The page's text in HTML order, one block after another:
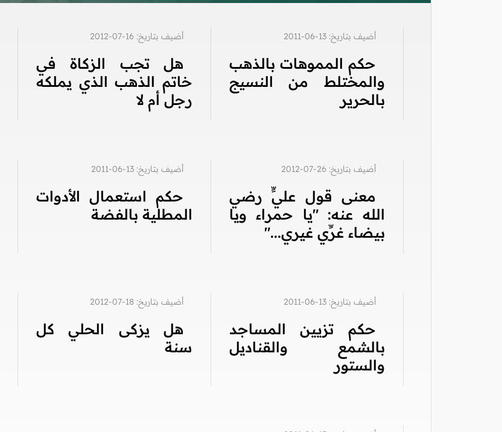
أضيف بتاريخ: 13-06-2011
حكم المموهات بالذهب
والمختلط من النسيج
بالحرير
أضيف بتاريخ: 16-07-2012
هل تجب الزكاة في
خاتم الذهب الذي يملكه
رجل أم لا
أضيف بتاريخ: 26-07-2012
معنى قول عليٍّ رضي
الله عنه: "يا حمراء ويا
بيضاء غرِّي غيري..."
أضيف بتاريخ: 13-06-2011
حكم استعمال الأدوات
المطلية بالفضة
أضيف بتاريخ: 13-06-2011
حكم تزيين المساجد
بالشمع والقناديل
والستور
أضيف بتاريخ: 18-07-2012
هل يزكى الحلي كل
سنة